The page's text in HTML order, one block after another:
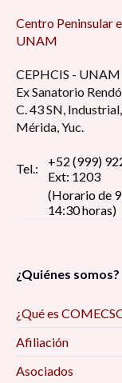
Centro Peninsular
UNAM
CEPHCIS - UNAM
Ex Sanatorio
C. 43 SN,
Mérida, Yuc.
Tel.:
+52 (999)
Ext: 1203
(Horario de
14:30 horas)
¿Quiénes somos?
¿Qué es
Afiliación
Asociados